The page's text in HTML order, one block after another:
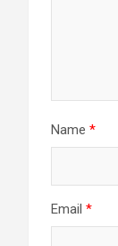
Name *
Email *